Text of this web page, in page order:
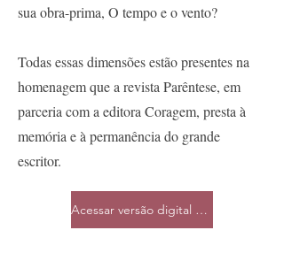
sua obra-prima, O tempo e o vento?
Todas essas dimensões estão presentes na
homenagem que a revista Parêntese, em
parceria com a editora Coragem, presta à
memória e à permanência do grande
escritor.
Acessar versão digital no site da Matinal